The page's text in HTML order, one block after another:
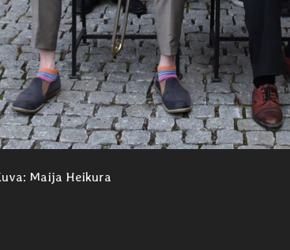
Maija Heikura